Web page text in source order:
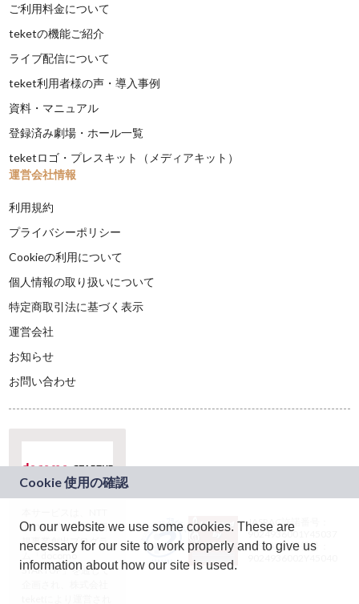
ご利用料金について
teketの機能ご紹介
ライブ配信について
teket利用者様の声・導入事例
資料・マニュアル
登録済み劇場・ホール一覧
teketロゴ・プレスキット（メディアキット）
運営会社情報
利用規約
プライバシーポリシー
Cookieの利用について
個人情報の取り扱いについて
特定商取引法に基づく表示
運営会社
お知らせ
お問い合わせ
ドコモグループの新
規事業創出プログラ
ム「docomo
STARTUP」を通じて
JASRAC許諾番号：
9024936001Y45037
JASRAC許諾番号：
On our website we use some cookies. These are
necessary for our site to work properly and to give us
information about how our site is used.